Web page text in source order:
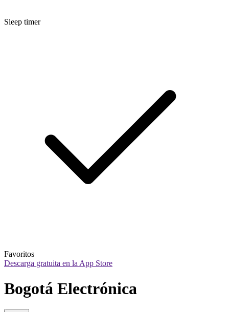
Sleep timer
Favoritos
Descarga gratuita en la App Store
Bogotá Electrónica